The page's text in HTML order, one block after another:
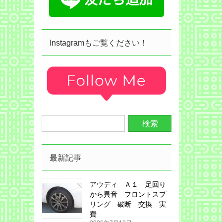
Instagramもご覧ください！
最新記事
アウディ Ａ１ 足回り
から異音 フロントスプ
リング 破断 交換 実
費